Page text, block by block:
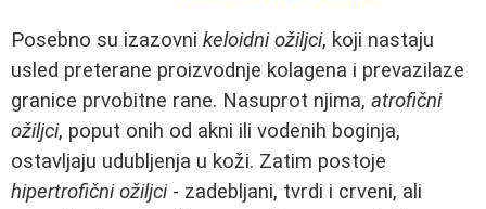
Posebno su izazovni keloidni ožiljci, koji nastaju
usled preterane proizvodnje kolagena i prevazilaze
granice prvobitne rane. Nasuprot njima, atrofični
ožiljci, poput onih od akni ili vodenih boginja,
ostavljaju udubljenja u koži. Zatim postoje
hipertrofični ožiljci- zadebljani, tvrdi i crveni, ali